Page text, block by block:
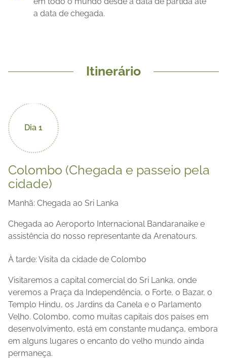
a data de chegada.
Itinerário
Colombo (Chegada e passeio pela
cidade)
Manhã: Chegada ao Sri Lanka
Chegada ao Aeroporto Internacional Bandaranaike e
assistência do nosso representante da Arenatours.
À tarde: Visita da cidade de Colombo
Visitaremos a capital comercial do Sri Lanka, onde
veremos a Praça da Independência, o Forte, o Bazar, o
Templo Hindu, os Jardins da Canela e o Parlamento
Velho. Colombo, como muitas capitais dos países em
desenvolvimento, está em constante mudança, embora
em alguns lugares o encanto do velho mundo ainda
permaneça.
Dia 1